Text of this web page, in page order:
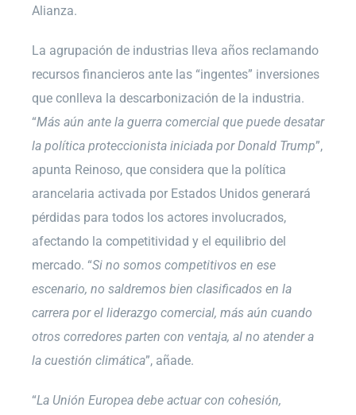
Alianza.
La agrupación de industrias lleva años reclamando
recursos financieros ante las “ingentes” inversiones
que conlleva la descarbonización de la industria.
“Más aún ante la guerra comercial que puede desatar
la política proteccionista iniciada por Donald Trump”,
apunta Reinoso, que considera que la política
arancelaria activada por Estados Unidos generará
pérdidas para todos los actores involucrados,
afectando la competitividad y el equilibrio del
mercado. “Si no somos competitivos en ese
escenario, no saldremos bien clasificados en la
carrera por el liderazgo comercial, más aún cuando
otros corredores parten con ventaja, al no atender a
la cuestión climática”, añade.
“La Unión Europea debe actuar con cohesión,